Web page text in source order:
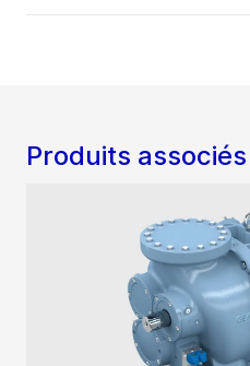
Produits associés